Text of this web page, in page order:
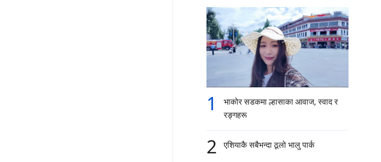
1
भाकोर सडकमा ल्हासाका आवाज, स्वाद र
रङ्गहरू
2 एशियाकै सबैभन्दा ठूलो भालु पार्क